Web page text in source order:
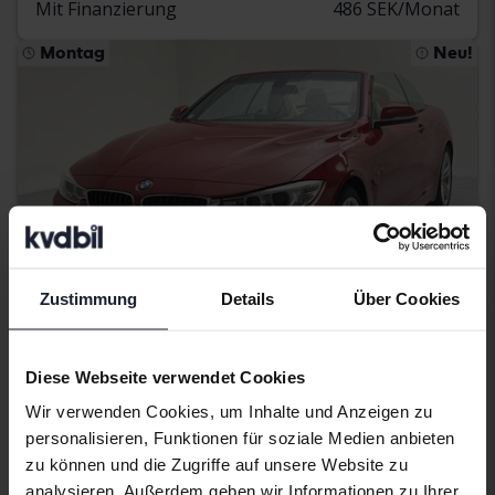
Zustimmung Details Über Cookies
Diese Webseite verwendet Cookies
Wir verwenden Cookies, um Inhalte und Anzeigen zu
personalisieren, Funktionen für soziale Medien anbieten
zu können und die Zugriffe auf unsere Website zu
analysieren. Außerdem geben wir Informationen zu Ihrer
Mit Finanzierung 486 SEK/Monat
Montag Neu!
Getestet
BMW 4-serien
428i Cabriolet, F33
2014
71 940 Kilometer
Benzin